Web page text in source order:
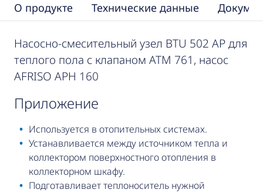
О продукте Технические данные
Насосно-смесительный узел BTU 502 AP для
теплого пола с клапаном ATM 761, насос
AFRISO APH 160
приложение
Используется в отопительных системах.
Устанавливается между источником тепла и
коллектором поверхностного отопления в
коллекторном шкафу.
Подготавливает теплоноситель нужной